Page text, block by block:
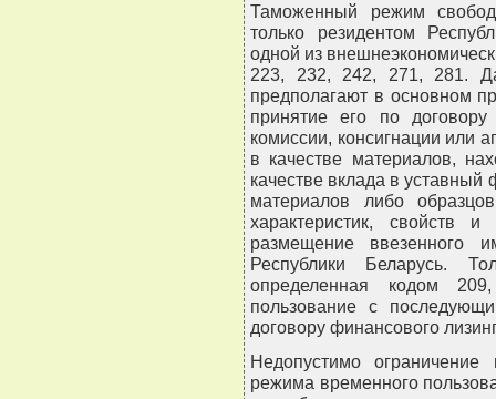
Таможенный режим
только резидентом
одной из
223, 232, 242, 271, 281.
предполагают в основном
принятие его по
комиссии, консигнации или
в качестве материалов,
качестве вклада в
материалов либо
характеристик, свойств
размещение ввезенного
Республики Беларусь.
определенная кодом
пользование с
договору финансового
Недопустимо
режима временного